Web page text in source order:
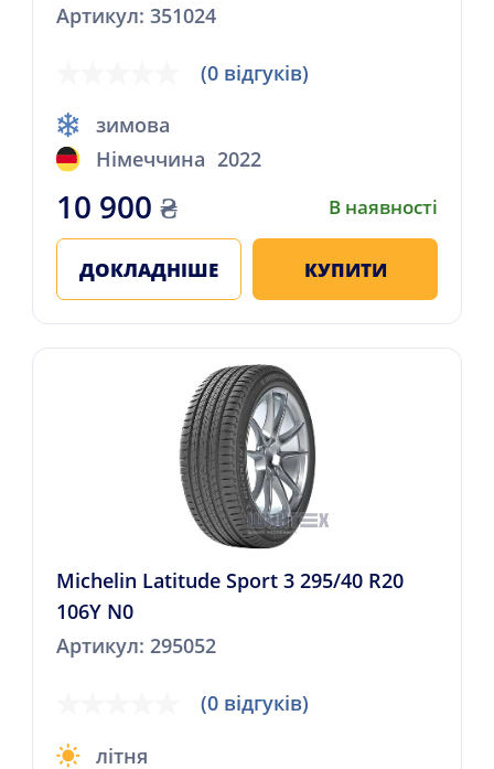
Артикул: 351024
(0 відгуків)
зимова
Німеччина 2022
10 900 ₴ В наявності
ДОКЛАДНІШЕ КУПИТИ
Michelin Latitude Sport 3 295/40 R20
106Y N0
Артикул: 295052
(0 відгуків)
літня